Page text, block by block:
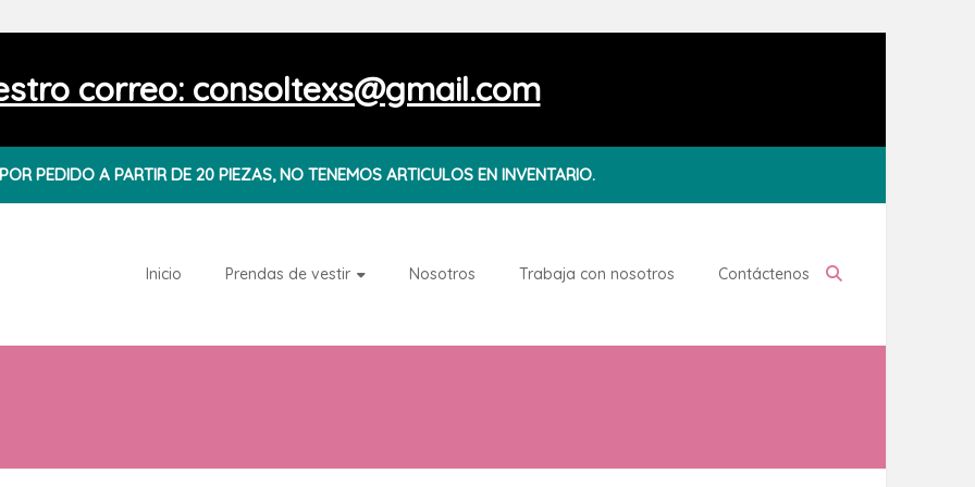
correo: consoltexs@gmail.com
PEDIDO A PARTIR DE 20 PIEZAS, NO TENEMOS ARTICULOS EN INVENTARIO.
Inicio Prendas de vestir Nosotros Trabaja con nosotros Contáctenos